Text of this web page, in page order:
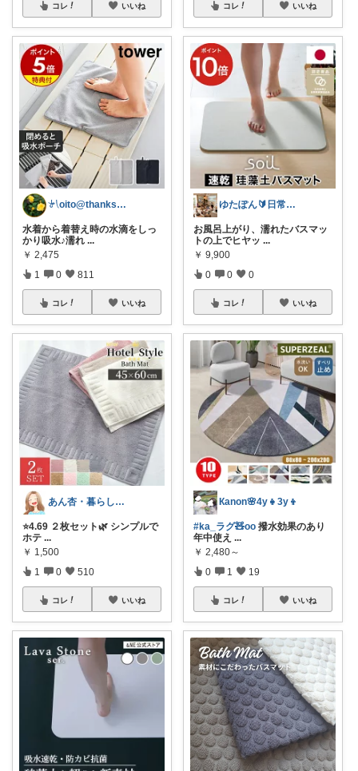
コレ いいね
𓍯oito@thanks ꕮ…
水着から着替え時の水滴をしっ
かり吸水♪濡れ ...
￥ 2,475
1 0 811
コレ いいね
あん杏・暮らしの中にあったらいいなを🌿
⭐️4.69 ２枚セット🌿 シンプルで
ホテ ...
￥ 1,500
1 0 510
コレ いいね
コレ いいね
ゆたぽん🔰日常のあったらいいな👍
お風呂上がり、濡れたバスマッ
トの上でヒヤッ ...
￥ 9,900
0 0 0
コレ いいね
Кanon🌸4y👧3y👦
#ka_ラグ🧸oo 撥水効果のあり
年中使え ...
￥ 2,480～
0 1 19
コレ いいね